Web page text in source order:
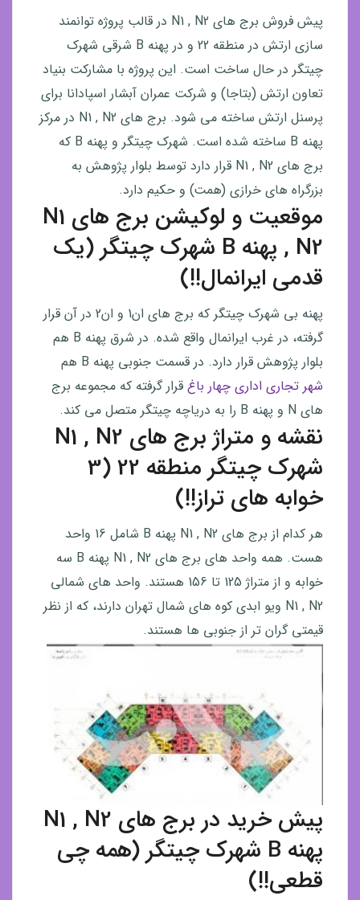
پیش فروش برج های N1 , N2 در قالب پروژه توانمند
سازی ارتش در منطقه 22 و در پهنه B شرقی شهرک
چیتگر در حال ساخت است. این پروژه با مشارکت بنیاد
تعاون ارتش (بتاجا) و شرکت عمران آبشار اسپادانا برای
پرسنل ارتش ساخته می شود. برج های N1 , N2 در مرکز
پهنه B ساخته شده است. شهرک چیتگر و پهنه B که
برج های N1 , N2 قرار دارد توسط بلوار پژوهش به
بزرگراه های خرازی (همت) و حکیم دارد.
موقعیت و لوکیشن برج های N1
, N2 پهنه B شهرک چیتگر (یک
قدمی ایرانمال!!)
پهنه بی شهرک چیتگر که برج های ان1 و ان2 در آن قرار
گرفته، در غرب ایرانمال واقع شده. در شرق پهنه B هم
بلوار پژوهش قرار دارد. در قسمت جنوبی پهنه B هم
شهر تجاری اداری چهار باغ قرار گرفته که مجموعه برج
های N و پهنه B را به دریاچه چیتگر متصل می کند.
نقشه و متراژ برج های N1 , N2
شهرک چیتگر منطقه 22 (3
خوابه های تراز!!)
هر کدام از برج های N1 , N2 پهنه B شامل 16 واحد
هست. همه واحد های برج های N1 , N2 پهنه B سه
خوابه و از متراژ 125 تا 156 هستند. واحد های شمالی
N1 , N2 ویو ابدی کوه های شمال تهران دارند، که از نظر
قیمتی گران تر از جنوبی ها هستند.
پیش خرید در برج های N1 , N2
پهنه B شهرک چیتگر (همه چی
قطعی!!)